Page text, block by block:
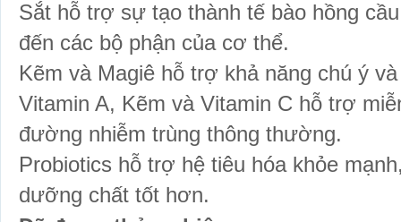
Sắt hỗ trợ sự tạo thành tế bào hồng
đến các bộ phận của cơ thể.
Kẽm và Magiê hỗ trợ khả năng chú ý
Vitamin A, Kẽm và Vitamin C hỗ trợ
đường nhiễm trùng thông thường.
Probiotics hỗ trợ hệ tiêu hóa khỏe
dưỡng chất tốt hơn.